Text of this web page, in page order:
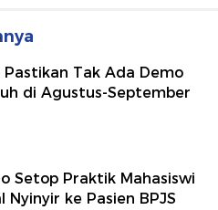
Pastikan Tak Ada Demo
di Agustus-September
Setop Praktik Mahasiswi
Nyinyir ke Pasien BPJS